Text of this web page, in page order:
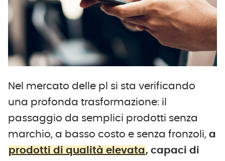
Nel mercato delle pl si sta verificando
una profonda trasformazione: il
passaggio da semplici prodotti senza
marchio, a basso costo e senza fronzoli, a
prodotti di qualità elevata, capaci di